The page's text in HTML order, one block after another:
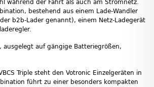
während der Fahrt als auch am Stromnetz.
bestehend aus einem Lade-Wandler
b2b-Lader genannt), einem Netz-Ladegerät
ausgelegt auf gängige Batteriegrößen,
Triple steht den Votronic Einzelgeräten in
führt zu einer besonders kompakten